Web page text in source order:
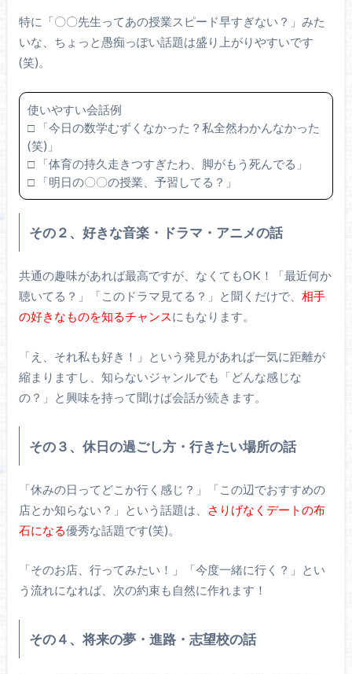
特に「〇〇先生ってあの授業スピード早すぎない？」みた
いな、ちょっと愚痴っぽい話題は盛り上がりやすいです
(笑)。
使いやすい会話例
□ 「今日の数学むずくなかった？私全然わかんなかった
(笑)」
□ 「体育の持久走きつすぎたわ、脚がもう死んでる」
□ 「明日の〇〇の授業、予習してる？」
その２、好きな音楽・ドラマ・アニメの話
共通の趣味があれば最高ですが、なくてもOK！「最近何か
聴いてる？」「このドラマ見てる？」と聞くだけで、 相手
の好きなものを知るチャンスにもなります。
「え、それ私も好き！」という発見があれば一気に距離が
縮まりますし、知らないジャンルでも「どんな感じな
の？」と興味を持って聞けば会話が続きます。
その３、休日の過ごし方・行きたい場所の話
「休みの日ってどこか行く感じ？」「この辺でおすすめの
店とか知らない？」という話題は、
さりげなくデートの布
石になる優秀な話題です(笑)。
「そのお店、行ってみたい！」「今度一緒に行く？」とい
う流れになれば、次の約束も自然に作れます！
その４、将来の夢・進路・志望校の話